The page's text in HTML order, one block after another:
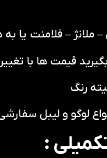
– ملانژ – فلامنت یا
قیمت ها با
رنگ
لوگو و لیبل
: